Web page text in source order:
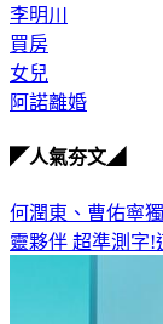
李明川
買房
女兒
阿諾離婚
◤人氣夯文◢
何潤東、曹佑寧
靈夥伴 超準測字!